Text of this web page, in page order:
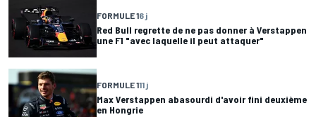
FORMULE 16 j
Red Bull regrette de ne pas donner à Verstappen
une F1 "avec laquelle il peut attaquer"
FORMULE 111 j
Max Verstappen abasourdi d'avoir fini deuxième
en Hongrie